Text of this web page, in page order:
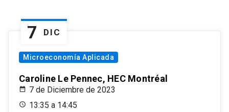
7 DIC
Microeconomía Aplicada
Caroline Le Pennec, HEC Montréal
7 de Diciembre de 2023
13:35 a 14:45